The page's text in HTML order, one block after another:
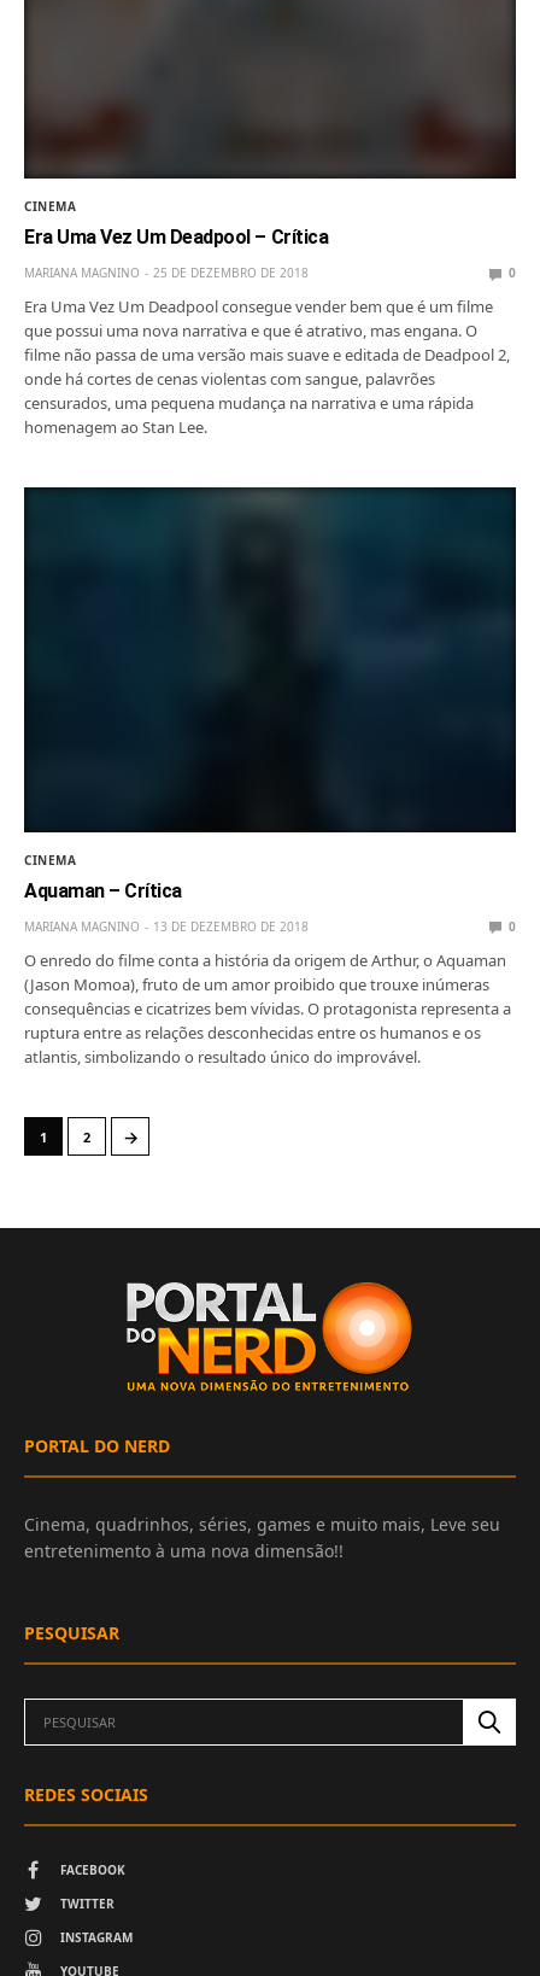
CINEMA
Era Uma Vez Um Deadpool – Crítica
MARIANA MAGNINO 25 DE DEZEMBRO DE 2018 0
Era Uma Vez Um Deadpool consegue vender bem que é um filme
que possui uma nova narrativa e que é atrativo, mas engana. O
filme não passa de uma versão mais suave e editada de Deadpool 2,
onde há cortes de cenas violentas com sangue, palavrões
censurados, uma pequena mudança na narrativa e uma rápida
homenagem ao Stan Lee.
CINEMA
Aquaman – Crítica
MARIANA MAGNINO 13 DE DEZEMBRO DE 2018 0
O enredo do filme conta a história da origem de Arthur, o Aquaman
(Jason Momoa), fruto de um amor proibido que trouxe inúmeras
consequências e cicatrizes bem vívidas. O protagonista representa a
ruptura entre as relações desconhecidas entre os humanos e os
atlantis, simbolizando o resultado único do improvável.
1 2 →
PORTAL DO NERD
Cinema, quadrinhos, séries, games e muito mais, Leve seu
entretenimento à uma nova dimensão!!
PESQUISAR
REDES SOCIAIS
FACEBOOK
TWITTER
INSTAGRAM
YOUTUBE